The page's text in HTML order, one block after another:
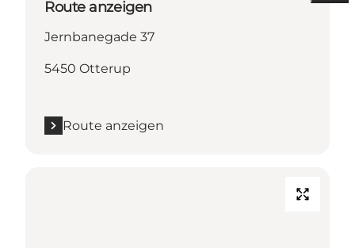
Route anzeigen
Jernbanegade 37
5450 Otterup
Route anzeigen